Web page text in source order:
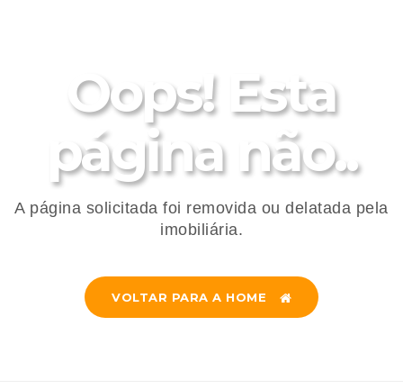
Oops! Esta
página não..
A página solicitada foi removida ou delatada pela
imobiliária.
VOLTAR PARA A HOME